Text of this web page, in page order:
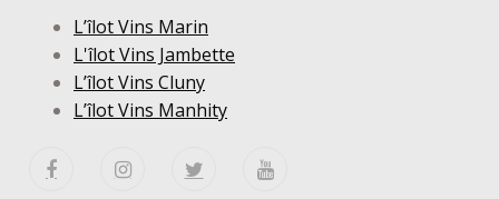
L’îlot Vins Marin
L'îlot Vins Jambette
L’îlot Vins Cluny
L’îlot Vins Manhity